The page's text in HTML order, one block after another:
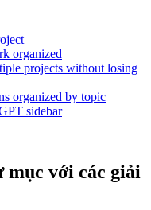
organized
projects without losing
organized by topic
sidebar
mục với các giải